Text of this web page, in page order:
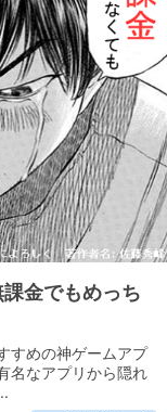
金でもめっち
すめの神ゲームアプ
名なアプリから隠れ